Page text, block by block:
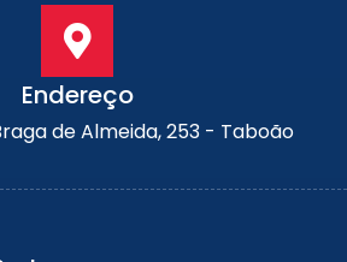
Endereço
de Almeida, 253 - Taboão